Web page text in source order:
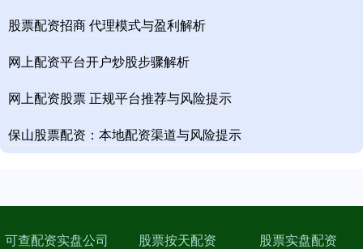
股票配资招商 代理模式与盈利解析
网上配资平台开户炒股步骤解析
网上配资股票 正规平台推荐与风险提示
保山股票配资：本地配资渠道与风险提示
可查配资实盘公司 股票按天配资 股票实盘配资